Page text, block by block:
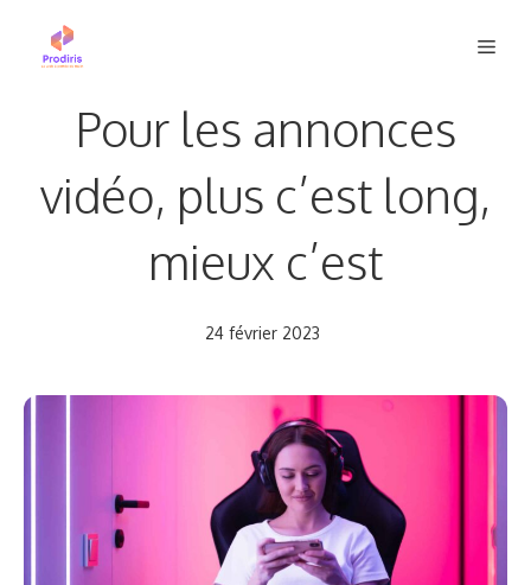
Pour les annonces
vidéo, plus c’est long,
mieux c’est
24 février 2023